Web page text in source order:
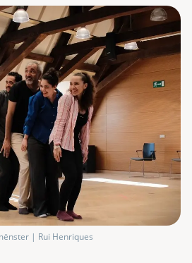
| Rui Henriques